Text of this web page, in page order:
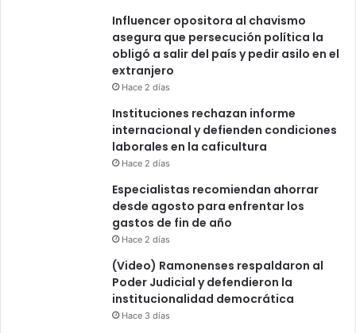
Influencer opositora al chavismo
asegura que persecución política la
obligó a salir del país y pedir asilo en el
extranjero
Hace 2 días
Instituciones rechazan informe
internacional y defienden condiciones
laborales en la caficultura
Hace 2 días
Especialistas recomiendan ahorrar
desde agosto para enfrentar los
gastos de fin de año
Hace 2 días
(Video) Ramonenses respaldaron al
Poder Judicial y defendieron la
institucionalidad democrática
Hace 3 días